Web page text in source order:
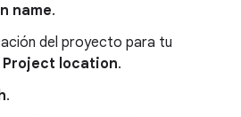
name.
del proyecto para tu
Project location.
.